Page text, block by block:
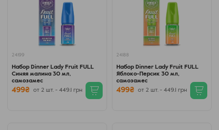
24199
Набор Dinner Lady Fruit FULL
Синяя малина 30 мл,
самозамес
499₴ от 2 шт. - 449.1 грн
24188
Набор Dinner Lady Fruit FULL
Яблоко-Персик 30 мл,
самозамес
499₴ от 2 шт. - 449.1 грн